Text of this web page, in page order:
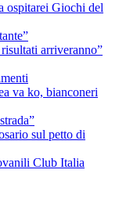
ospitarei Giochi del
arriveranno”
va ko, bianconeri
sul petto di
Club Italia